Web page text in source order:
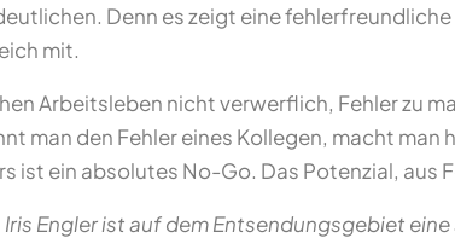
Denn es zeigt eine
mit.
Arbeitsleben nicht verwerflich, Fehler zu
man den Fehler eines Kollegen, macht
ist ein absolutes No-Go. Das Potenzial, aus
Iris Engler ist auf dem Entsendungsgebiet